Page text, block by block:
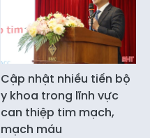
Cập nhật nhiều tiến bộ
y khoa trong lĩnh vực
can thiệp tim mạch,
mạch máu